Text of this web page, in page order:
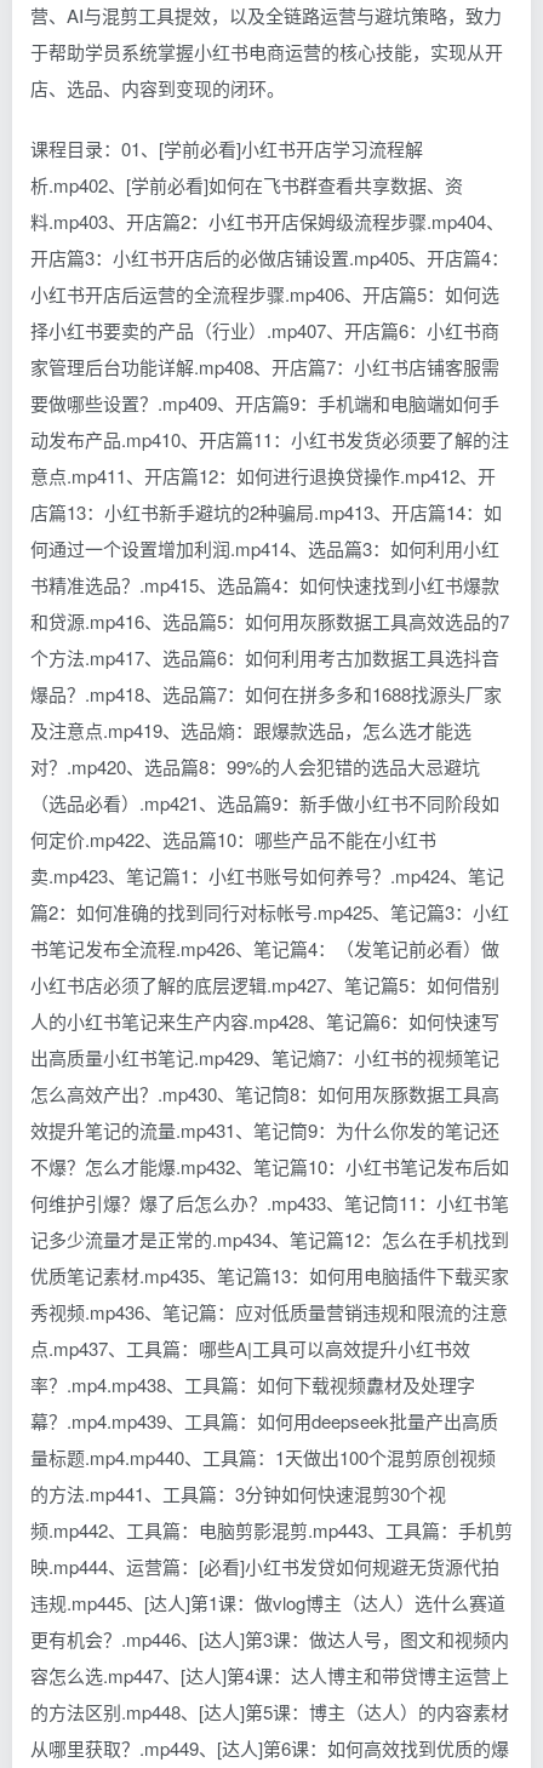
营、AI与混剪工具提效，以及全链路运营与避坑策略，致力
于帮助学员系统掌握小红书电商运营的核心技能，实现从开
店、选品、内容到变现的闭环。
课程目录：01、[学前必看]小红书开店学习流程解
析.mp402、[学前必看]如何在飞书群查看共享数据、资
料.mp403、开店篇2：小红书开店保姆级流程步骤.mp404、
开店篇3：小红书开店后的必做店铺设置.mp405、开店篇4：
小红书开店后运营的全流程步骤.mp406、开店篇5：如何选
择小红书要卖的产品（行业）.mp407、开店篇6：小红书商
家管理后台功能详解.mp408、开店篇7：小红书店铺客服需
要做哪些设置？.mp409、开店篇9：手机端和电脑端如何手
动发布产品.mp410、开店篇11：小红书发货必须要了解的注
意点.mp411、开店篇12：如何进行退换贷操作.mp412、开
店篇13：小红书新手避坑的2种骗局.mp413、开店篇14：如
何通过一个设置增加利润.mp414、选品篇3：如何利用小红
书精准选品？.mp415、选品篇4：如何快速找到小红书爆款
和贷源.mp416、选品篇5：如何用灰豚数据工具高效选品的7
个方法.mp417、选品篇6：如何利用考古加数据工具选抖音
爆品？.mp418、选品篇7：如何在拼多多和1688找源头厂家
及注意点.mp419、选品熵：跟爆款选品，怎么选才能选
对？.mp420、选品篇8：99%的人会犯错的选品大忌避坑
（选品必看）.mp421、选品篇9：新手做小红书不同阶段如
何定价.mp422、选品篇10：哪些产品不能在小红书
卖.mp423、笔记篇1：小红书账号如何养号？.mp424、笔记
篇2：如何准确的找到同行对标帐号.mp425、笔记篇3：小红
书笔记发布全流程.mp426、笔记篇4：（发笔记前必看）做
小红书店必须了解的底层逻辑.mp427、笔记篇5：如何借别
人的小红书笔记来生产内容.mp428、笔记篇6：如何快速写
出高质量小红书笔记.mp429、笔记熵7：小红书的视频笔记
怎么高效产出？.mp430、笔记筒8：如何用灰豚数据工具高
效提升笔记的流量.mp431、笔记筒9：为什么你发的笔记还
不爆？怎么才能爆.mp432、笔记篇10：小红书笔记发布后如
何维护引爆？爆了后怎么办？.mp433、笔记筒11：小红书笔
记多少流量才是正常的.mp434、笔记篇12：怎么在手机找到
优质笔记素材.mp435、笔记篇13：如何用电脑插件下载买家
秀视频.mp436、笔记篇：应对低质量营销违规和限流的注意
点.mp437、工具篇：哪些A|工具可以高效提升小红书效
率？.mp4.mp438、工具篇：如何下载视频纛材及处理字
幕？.mp4.mp439、工具篇：如何用deepseek批量产出高质
量标题.mp4.mp440、工具篇：1天做出100个混剪原创视频
的方法.mp441、工具篇：3分钟如何快速混剪30个视
频.mp442、工具篇：电脑剪影混剪.mp443、工具篇：手机剪
映.mp444、运营篇：[必看]小红书发贷如何规避无货源代拍
违规.mp445、[达人]第1课：做vlog博主（达人）选什么赛道
更有机会？.mp446、[达人]第3课：做达人号，图文和视频内
容怎么选.mp447、[达人]第4课：达人博主和带贷博主运营上
的方法区别.mp448、[达人]第5课：博主（达人）的内容素材
从哪里获取？.mp449、[达人]第6课：如何高效找到优质的爆